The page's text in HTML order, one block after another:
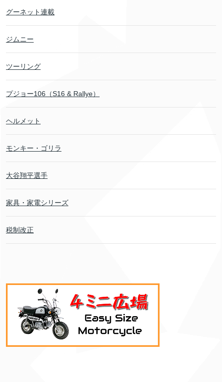
グーネット連載
ジムニー
ツーリング
プジョー106（S16 & Rallye）
ヘルメット
モンキー・ゴリラ
大谷翔平選手
家具・家電シリーズ
税制改正